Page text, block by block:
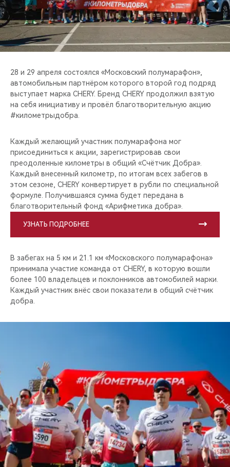
CHERY И СПОРТ
НАШИ МЕРОПРИЯТИЯ
ВИДЕООБЗОРЫ
CHERY ДЛЯ ДЕТЕЙ
28 и 29 апреля состоялся «Московский полумарафон»,
автомобильным партнёром которого второй год подряд
выступает марка CHERY. Бренд CHERY продолжил взятую
на себя инициативу и провёл благотворительную акцию
#километрыдобра.
Каждый желающий участник полумарафона мог
присоединиться к акции, зарегистрировав свои
преодоленные километры в общий «Счётчик Добра».
Каждый внесенный километр, по итогам всех забегов в
этом сезоне, CHERY конвертирует в рубли по специальной
формуле. Получившаяся сумма будет передана в
благотворительный фонд «Арифметика добра».
УЗНАТЬ ПОДРОБНЕЕ
В забегах на 5 км и 21.1 км «Московского полумарафона»
принимала участие команда от CHERY, в которую вошли
более 100 владельцев и поклонников автомобилей марки.
Каждый участник внёс свои показатели в общий счётчик
добра.